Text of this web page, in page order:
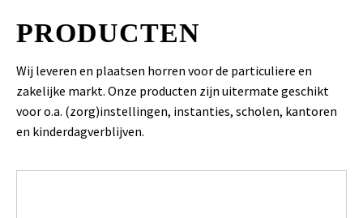
PRODUCTEN
Wij leveren en plaatsen horren voor de particuliere en
zakelijke markt. Onze producten zijn uitermate geschikt
voor o.a. (zorg)instellingen, instanties, scholen, kantoren
en kinderdagverblijven.